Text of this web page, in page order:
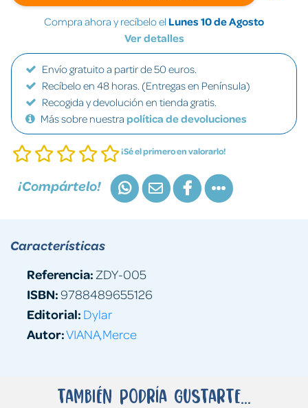
Compra ahora y recíbelo el Lunes 10 de Agosto
Ver detalles
Envío gratuito a partir de 50 euros.
Recíbelo en 48 horas. (Entregas en Península)
Recogida y devolución en tienda gratis.
Más sobre nuestra política de devoluciones
¡Sé el primero en valorarlo!
¡Compártelo!
Características
Referencia: ZDY-005
ISBN:9788489655126
Editorial: Dylar
Autor:VIANA,Merce
También podría gustarte...